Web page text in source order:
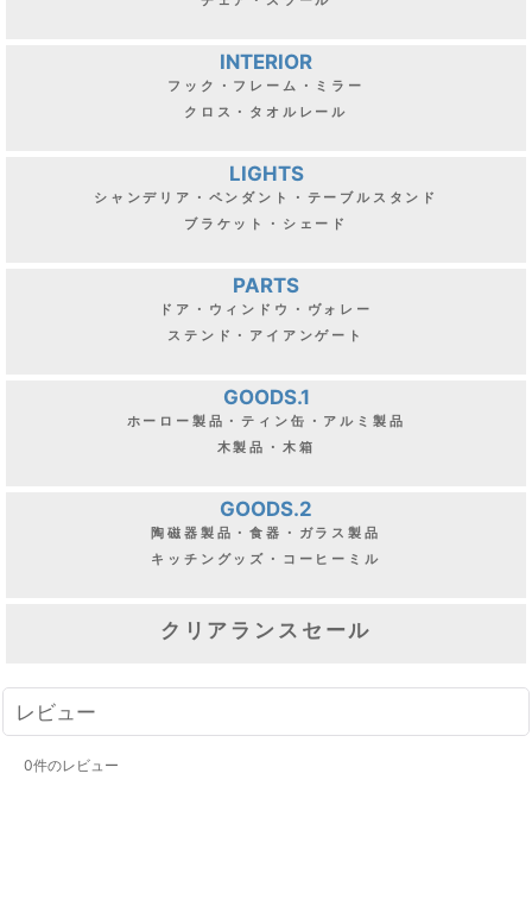
INTERIOR
フック・フレーム・ミラー
クロス・タオルレール
LIGHTS
シャンデリア・ペンダント・テーブルスタンド
ブラケット・シェード
PARTS
ドア・ウィンドウ・ヴォレー
ステンド・アイアンゲート
GOODS.1
ホーロー製品・ティン缶・アルミ製品
木製品・木箱
GOODS.2
陶磁器製品・食器・ガラス製品
キッチングッズ・コーヒーミル
クリアランスセール
レビュー
0件のレビュー